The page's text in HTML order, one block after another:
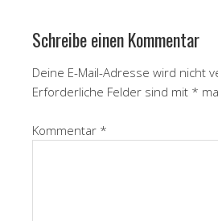
Schreibe einen Kommentar
Deine E-Mail-Adresse wird nicht
Erforderliche Felder sind mit *
Kommentar *